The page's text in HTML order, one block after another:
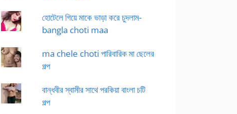
হোটেলে গিয়ে মাকে ভাড়া করে চুদলাম-
bangla choti maa
ma chele choti পারিবারিক মা ছেলের
গল্প
বান্ধবীর স্বামীর সাথে পরকিয়া বাংলা চটি
গল্প